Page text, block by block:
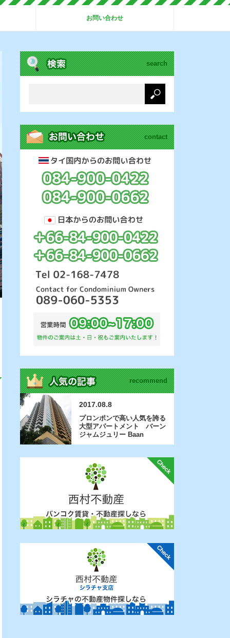
お問い合わせ
search
contact
recommend
2017.08.8
プロンポンで高い人気を誇る
大型アパートメント バーン
ジャムジュリー Baan
Jamjuree